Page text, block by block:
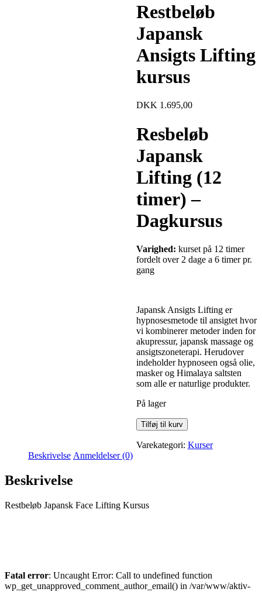
Restbeløb
Japansk
Ansigts Lifting
kursus
DKK 1.695,00
Resbeløb
Japansk
Lifting (12
timer) –
Dagkursus
Varighed: kurset på 12 timer
fordelt over 2 dage a 6 timer pr.
gang
Japansk Ansigts Lifting er
hypnosesmetode til ansigtet hvor
vi kombinerer metoder inden for
akupressur, japansk massage og
ansigtszoneterapi. Herudover
indeholder hypnoseen også olie,
masker og Himalaya saltsten
som alle er naturlige produkter.
På lager
Tilføj til kurv
Varekategori: Kurser
Beskrivelse Anmeldelser (0)
Beskrivelse
Restbeløb Japansk Face Lifting Kursus
Fatal error: Uncaught Error: Call to undefined function
wp_get_unapproved_comment_author_email() in /var/www/aktiv-